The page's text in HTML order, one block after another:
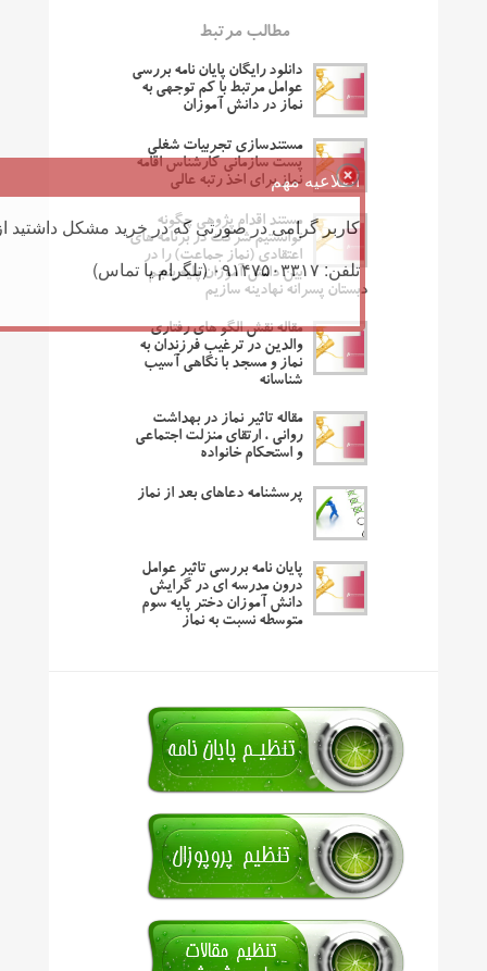
مطالب مرتبط
دانلود رایگان پایان نامه بررسی
عوامل مرتبط با کم توجهی به
نماز در دانش آموزان
مستندسازی تجربیات شغلی
پست سازمانی کارشناس اقامه
نماز برای اخذ رتبه عالی
مستند اقدام پژوهی چگونه
توانستیم شرکت در برنامه های
اعتقادی (نماز جماعت) را در
بین دانش آموزان پایه پنجم
دبستان پسرانه نهادینه سازیم
مقاله نقش الگو های رفتاری
والدین در ترغیب فرزندان به
نماز و مسجد با نگاهی آسیب
شناسانه
مقاله تاثیر نماز در بهداشت
روانی ، ارتقای منزلت اجتماعی
و استحکام خانواده
پرسشنامه دعاهای بعد از نماز
پایان نامه بررسی تاثیر عوامل
درون مدرسه ای در گرایش
دانش آموزان دختر پایه سوم
متوسطه نسبت به نماز
اطلاعیه مهم
کاربر گرامی در صورتی که در خرید مشکل داشتید
تلفن: ۰۹۱۴۷۵۰۳۳۱۷ (تلگرام یا تماس)